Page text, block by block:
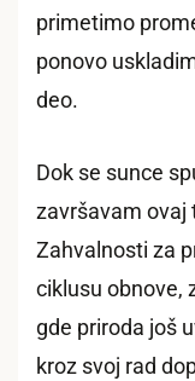
primetimo
ponovo
deo.
Dok se sunce
završavam ovaj
Zahvalnosti za
ciklusu obnove,
gde priroda još
kroz svoj rad